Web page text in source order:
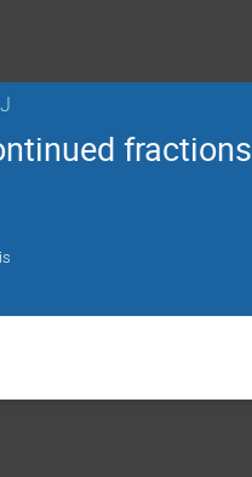
fractions